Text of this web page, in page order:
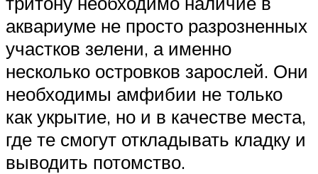
аквариуме не просто разрозненных
участков зелени, а именно
несколько островков зарослей. Они
необходимы амфибии не только
как укрытие, но и в качестве места,
где те смогут откладывать кладку и
выводить потомство.